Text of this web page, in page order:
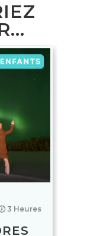
3 Heures